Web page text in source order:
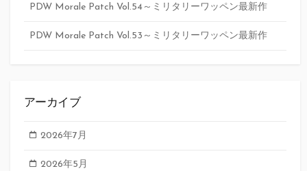
PDW Morale Patch Vol.54～ミリタリーワッペン最新作
PDW Morale Patch Vol.53～ミリタリーワッペン最新作
アーカイブ
2026年7月
2026年5月